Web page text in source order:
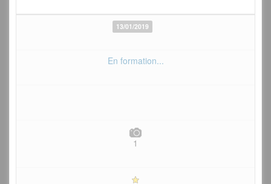
13/01/2019
En formation...
1